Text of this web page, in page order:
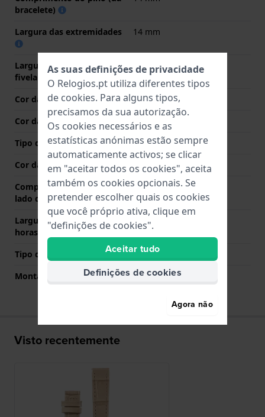
bracelete)
Largura das extremidades 14 mm
Largura da bracelete na
fivela
12 mm
Cor da bracelete
Beje
Cor das costuras
Beje
Tipo de Fecho
Nenhum
Cor da fivela
N/A
Comprimento de banda no
lado das 12 horas
75 mm
Largura de banda lado 6
horas (mm)
105 mm
Tipo de montagem
Pinos de pressão
Montagem Reta
Sim
Visto recentemente
As suas definições de privacidade
O Relogios.pt utiliza diferentes tipos
de cookies. Para alguns tipos,
precisamos da sua autorização.
Os cookies necessários e as
estatísticas anónimas estão sempre
automaticamente activos; se clicar
em "aceitar todos os cookies", aceita
também os cookies opcionais. Se
pretender escolher quais os cookies
que você próprio ativa, clique em
"definições de cookies".
Aceitar tudo
Definições de cookies
Agora não